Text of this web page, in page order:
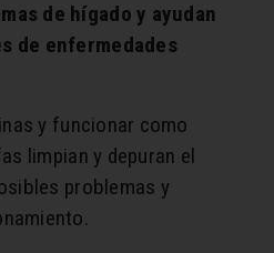
de hígado y ayudan
de enfermedades
y funcionar como
limpian y depuran el
problemas y